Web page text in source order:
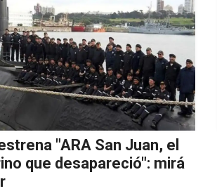
"ARA San Juan, el
que desapareció": mirá